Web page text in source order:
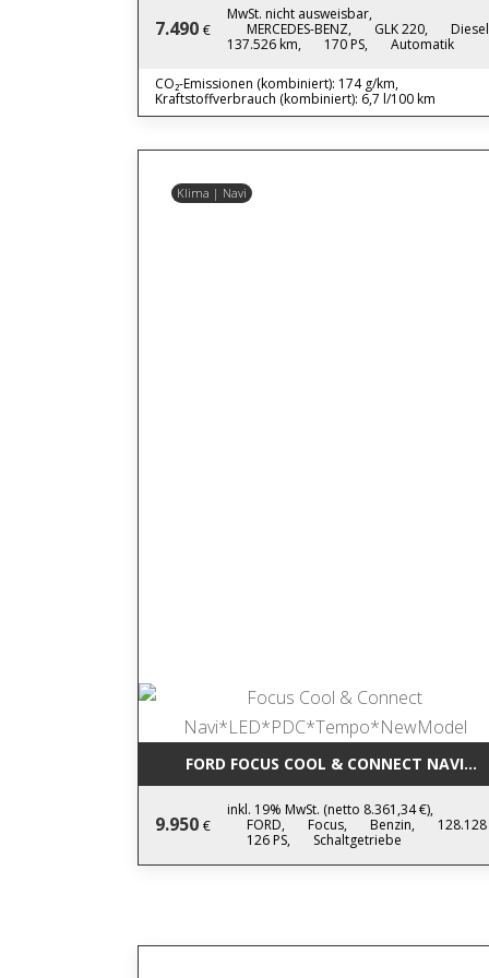
7.490 €
MwSt. nicht ausweisbar,
MERCEDES-BENZ,
GLK 220,
137.526 km,
170 PS, Automatik
CO₂-Emissionen (kombiniert): 174 g/km,
Kraftstoffverbrauch (kombiniert): 6,7 l/100 km
Klima | Navi
FORD FOCUS COOL & CONNECT
9.950 €
inkl. 19% MwSt. (netto 8.361,34 €),
FORD,
Focus, Benzin,
126 PS,
Schaltgetriebe